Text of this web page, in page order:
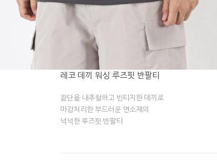
레코 데끼 워싱 루즈핏 반팔티
끝단을 내추럴하고 빈티지한 데끼로
마감처리한 부드러운 면소재의
넉넉한 루즈핏 반팔티